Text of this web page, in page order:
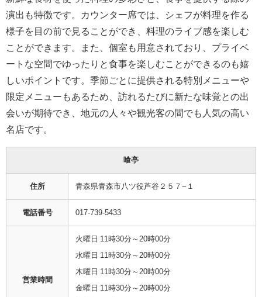
演出も特徴です。カウンター席では、シェフが料理を作る
様子を目の前で見ることができ、料理のライブ感を楽しむ
ことができます。また、個室も用意されており、プライベ
ートな空間でゆったりと食事を楽しむことができるのも嬉
しいポイントです。季節ごとに提供される特別メニューや
限定メニューもあるため、訪れるたびに新たな味覚との出
会いが期待でき、地元の人々や観光客の間でも人気の高い
名店です。
喰亭
住所 青森県青森市八ツ役芦谷２５７−１
電話番号 017-739-5433
営業時間
火曜日 11時30分～20時00分
水曜日 11時30分～20時00分
木曜日 11時30分～20時00分
金曜日 11時30分～20時00分